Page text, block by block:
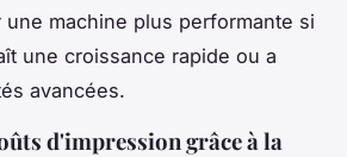
machine plus performante si
une croissance rapide ou a
avancées.
d'impression grâce à la